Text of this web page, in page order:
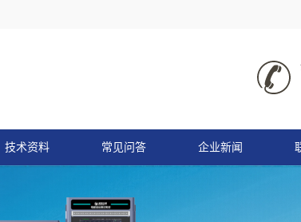
技术资料 常见问答 企业新闻